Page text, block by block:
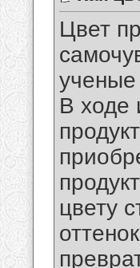
Цвет
ученые
В ходе
цвету